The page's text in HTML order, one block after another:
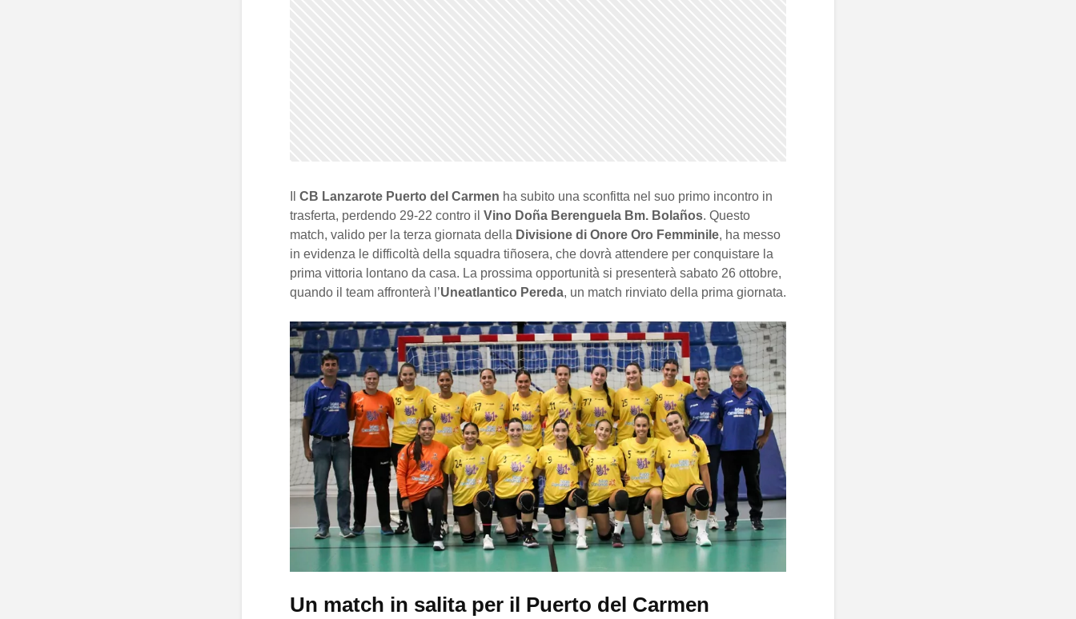
CB Lanzarote Puerto del Carmen ha subito una sconfitta nel suo primo incontro in
trasferta, perdendo 29-22 contro il Vino Doña Berenguela Bm. Bolaños. Questo
match, valido per la terza giornata della Divisione di Onore Oro Femminile, ha messo
in evidenza le difficoltà della squadra tiñosera, che dovrà attendere per conquistare la
prima vittoria lontano da casa. La prossima opportunità si presenterà sabato 26 ottobre,
quando il team affronterà l’Uneatlantico Pereda, un match rinviato della prima giornata.
Un match in salita per il Puerto del Carmen